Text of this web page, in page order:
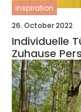
inspiration
26. October 2022
Individuelle
Zuhause